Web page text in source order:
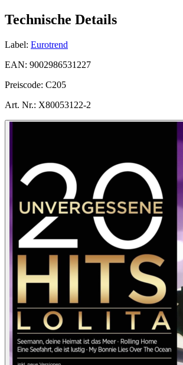
Technische Details
Label: Eurotrend
EAN: 9002986531227
Preiscode: C205
Art. Nr.: X80053122-2